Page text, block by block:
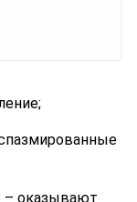
– оказывают